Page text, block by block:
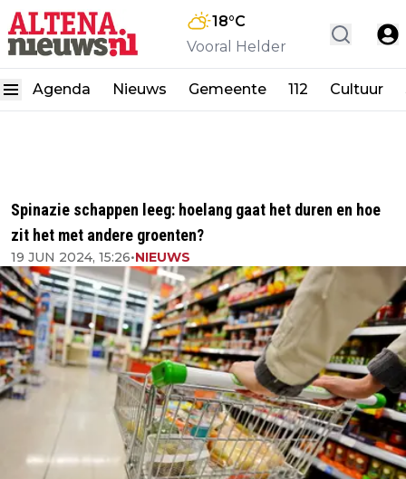
18°C
Vooral Helder
Agenda Nieuws Gemeente 112 Cultuur
Spinazie schappen leeg: hoelang gaat het duren en hoe
zit het met andere groenten?
19 JUN 2024, 15:26•NIEUWS